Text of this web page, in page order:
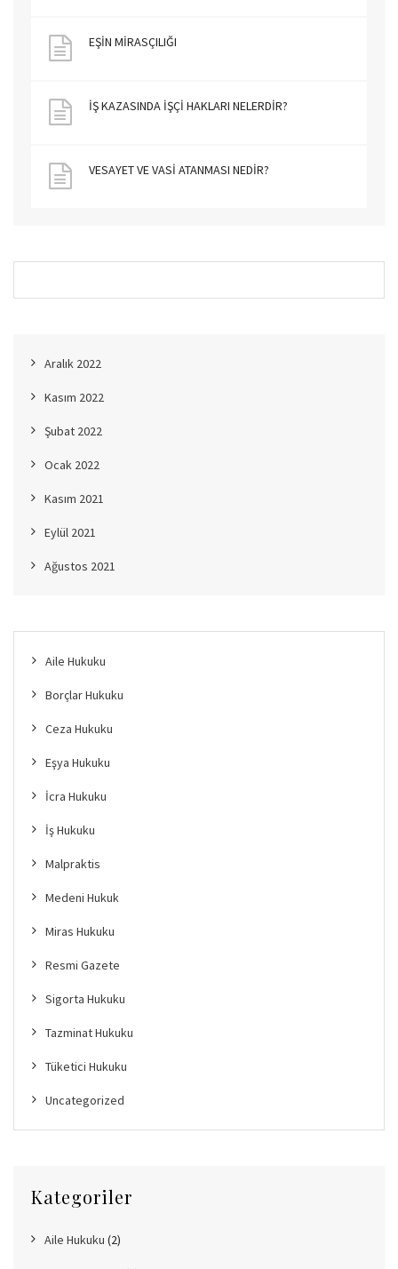
EŞİN MİRASÇILIĞI
İŞ KAZASINDA İŞÇİ HAKLARI NELERDİR?
VESAYET VE VASİ ATANMASI NEDİR?
Aralık 2022
Kasım 2022
Şubat 2022
Ocak 2022
Kasım 2021
Eylül 2021
Ağustos 2021
Aile Hukuku
Borçlar Hukuku
Ceza Hukuku
Eşya Hukuku
İcra Hukuku
İş Hukuku
Malpraktis
Medeni Hukuk
Miras Hukuku
Resmi Gazete
Sigorta Hukuku
Tazminat Hukuku
Tüketici Hukuku
Uncategorized
Kategoriler
Aile Hukuku (2)